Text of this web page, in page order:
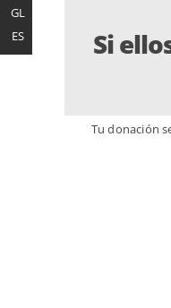
Si
Tu donación
GL
ES